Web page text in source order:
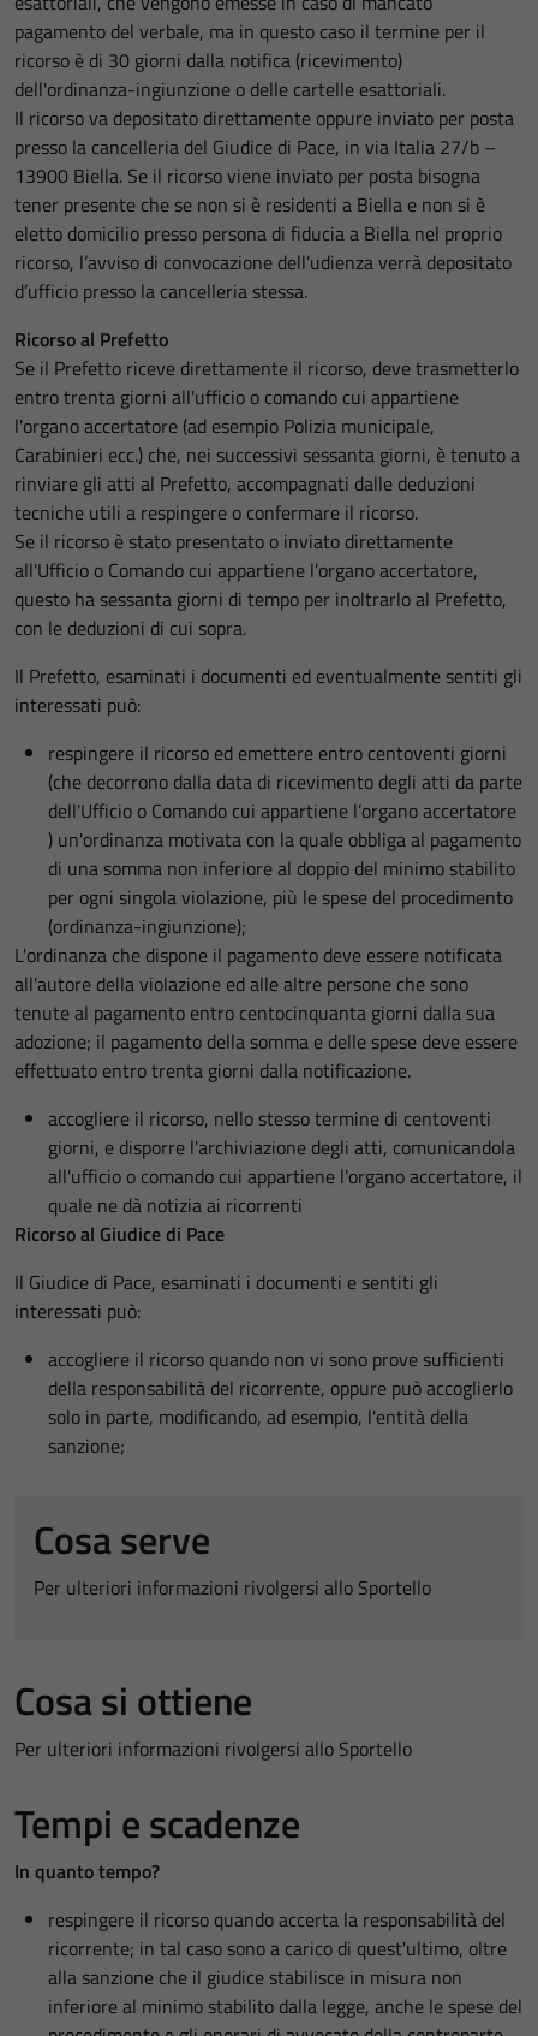
pagamento del verbale, ma in questo caso il termine per il
ricorso è di 30 giorni dalla notifica (ricevimento)
dell'ordinanza-ingiunzione o delle cartelle esattoriali.
Il ricorso va depositato direttamente oppure inviato per posta
presso la cancelleria del Giudice di Pace, in via Italia 27/b –
13900 Biella. Se il ricorso viene inviato per posta bisogna
tener presente che se non si è residenti a Biella e non si è
eletto domicilio presso persona di fiducia a Biella nel proprio
ricorso, l’avviso di convocazione dell’udienza verrà depositato
d’ufficio presso la cancelleria stessa.
Ricorso al Prefetto
Se il Prefetto riceve direttamente il ricorso, deve trasmetterlo
entro trenta giorni all'ufficio o comando cui appartiene
l'organo accertatore (ad esempio Polizia municipale,
Carabinieri ecc.) che, nei successivi sessanta giorni, è tenuto a
rinviare gli atti al Prefetto, accompagnati dalle deduzioni
tecniche utili a respingere o confermare il ricorso.
Se il ricorso è stato presentato o inviato direttamente
all'Ufficio o Comando cui appartiene l’organo accertatore,
questo ha sessanta giorni di tempo per inoltrarlo al Prefetto,
con le deduzioni di cui sopra.
Il Prefetto, esaminati i documenti ed eventualmente sentiti gli
interessati può:
respingere il ricorso ed emettere entro centoventi giorni
(che decorrono dalla data di ricevimento degli atti da parte
dell'Ufficio o Comando cui appartiene l’organo accertatore
) un'ordinanza motivata con la quale obbliga al pagamento
di una somma non inferiore al doppio del minimo stabilito
per ogni singola violazione, più le spese del procedimento
(ordinanza-ingiunzione);
L'ordinanza che dispone il pagamento deve essere notificata
all'autore della violazione ed alle altre persone che sono
tenute al pagamento entro centocinquanta giorni dalla sua
adozione; il pagamento della somma e delle spese deve essere
effettuato entro trenta giorni dalla notificazione.
accogliere il ricorso, nello stesso termine di centoventi
giorni, e disporre l'archiviazione degli atti, comunicandola
all'ufficio o comando cui appartiene l'organo accertatore, il
quale ne dà notizia ai ricorrenti
Ricorso al Giudice di Pace
Il Giudice di Pace, esaminati i documenti e sentiti gli
interessati può:
accogliere il ricorso quando non vi sono prove sufficienti
della responsabilità del ricorrente, oppure può accoglierlo
solo in parte, modificando, ad esempio, l'entità della
sanzione;
Cosa serve
Per ulteriori informazioni rivolgersi allo Sportello
Cosa si ottiene
Per ulteriori informazioni rivolgersi allo Sportello
Tempi e scadenze
In quanto tempo?
respingere il ricorso quando accerta la responsabilità del
ricorrente; in tal caso sono a carico di quest'ultimo, oltre
alla sanzione che il giudice stabilisce in misura non
inferiore al minimo stabilito dalla legge, anche le spese del